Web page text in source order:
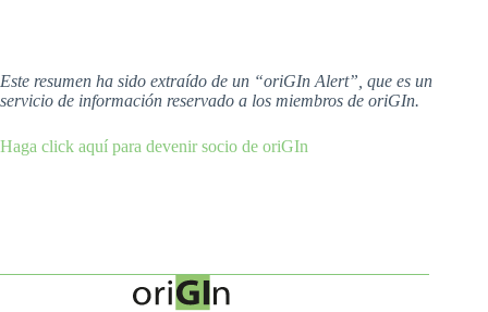
Este resumen ha sido extraído de un “oriGIn Alert”, que es un
servicio de información reservado a los miembros de oriGIn.
Haga click aquí para devenir socio de oriGIn